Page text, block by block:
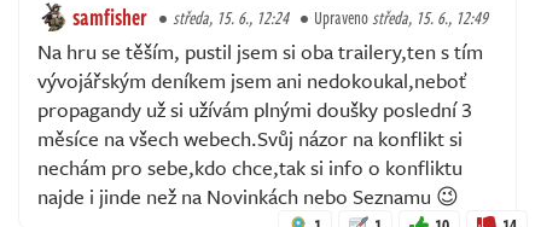
samfisher středa, 15. 6., 12:24 Upravenostředa, 15. 6., 12:49
Na hru se těším, pustil jsem si oba trailery,ten s tím
vývojářským deníkem jsem ani nedokoukal,neboť
propagandy už si užívám plnými doušky poslední 3
měsíce na všech webech.Svůj názor na konflikt si
nechám pro sebe,kdo chce,tak si info o konfliktu
najde i jinde než na Novinkách nebo Seznamu 😉